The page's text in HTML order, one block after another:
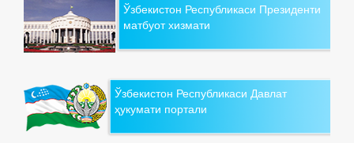
Ўзбекистон Республикаси Президенти
матбуот хизмати
Ўзбекистон Республикаси Давлат
ҳукумати портали